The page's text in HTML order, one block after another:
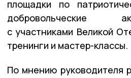
площадки по
добровольческие
с участниками Великой
тренинги и мастер-классы.
По мнению руководителя